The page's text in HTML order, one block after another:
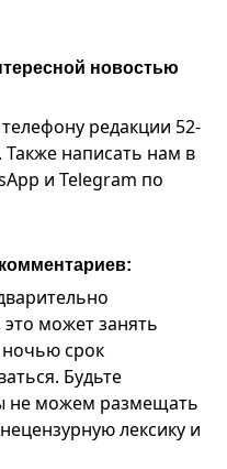
новостью
редакции 52-
Также написать нам в
и Telegram по
может занять
срок
Будьте
не можем размещать
лексику и